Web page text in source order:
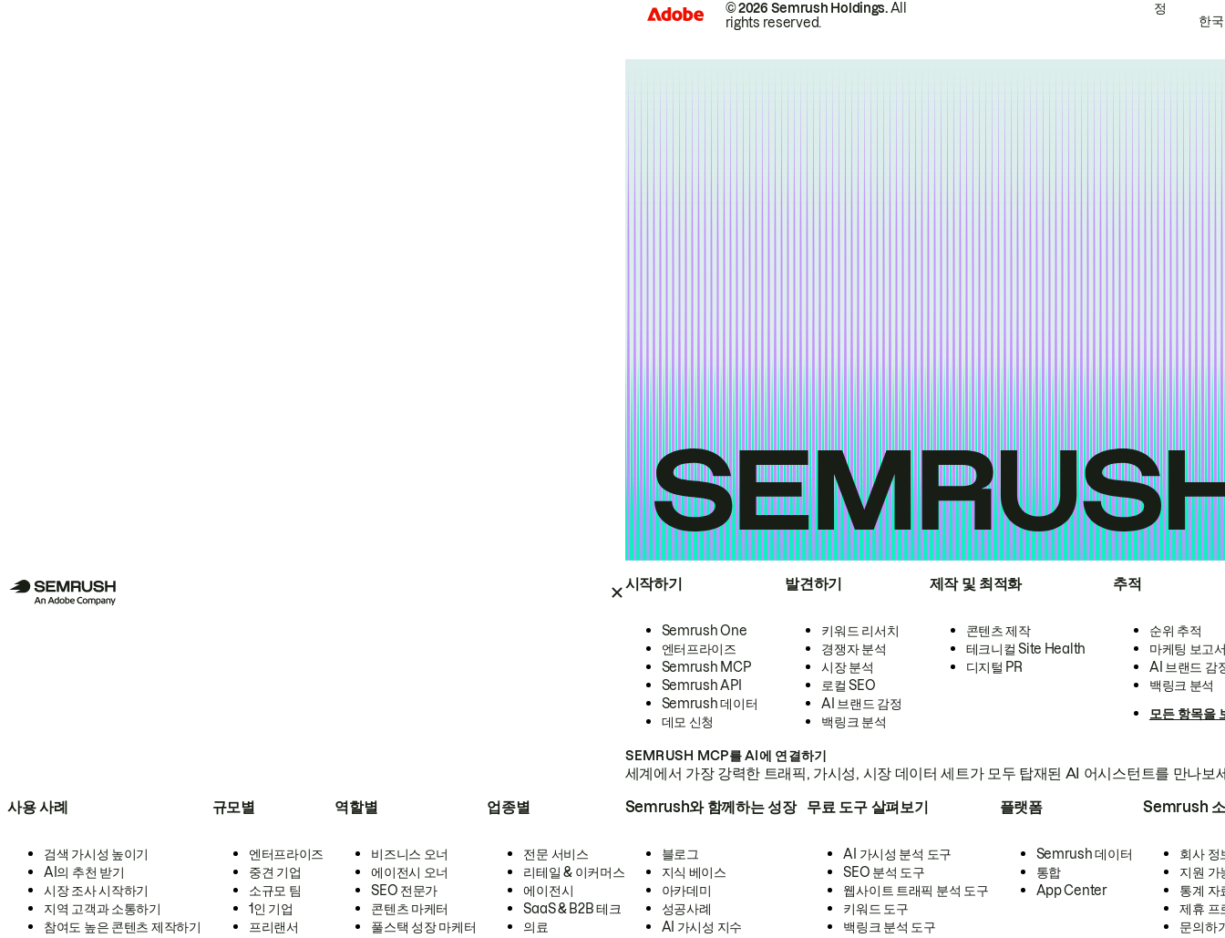
시작하기
Semrush One
엔터프라이즈
Semrush MCP
Semrush API
Semrush 데이터
데모 신청
발견하기
키워드 리서치
경쟁자 분석
시장 분석
로컬 SEO
AI 브랜드 감정
백링크 분석
제작 및 최적화
콘텐츠 제작
테크니컬 Site Health
디지털 PR
추적
순위 추적
마케팅 보고
AI 브랜드 감
백링크 분석
모든 항목을
SEMRUSH MCP를 AI에 연결하기
세계에서 가장 강력한 트래픽, 가시성, 시장 데이터 세트가 모두 탑재된 AI 어시스턴트를 만나보
사용 사례
검색 가시성 높이기
AI의 추천 받기
시장 조사 시작하기
지역 고객과 소통하기
참여도 높은 콘텐츠 제작하기
규모별
엔터프라이즈
중견 기업
소규모 팀
1인 기업
프리랜서
역할별
비즈니스 오너
에이전시 오너
SEO 전문가
콘텐츠 마케터
풀스택 성장 마케터
업종별
전문 서비스
리테일 & 이커머스
에이전시
SaaS & B2B 테크
의료
Semrush와 함께하는 성장
블로그
지식 베이스
아카데미
성공사례
AI 가시성 지수
무료 도구 살펴보기
AI 가시성 분석 도구
SEO 분석 도구
웹사이트 트래픽 분석 도구
키워드 도구
백링크 분석 도구
플랫폼
Semrush 데이터
통합
App Center
Semrush
회사 정
지원 가
통계 자
제휴 프
문의하
© 2026 Semrush Holdings.All
rights reserved.
정
한